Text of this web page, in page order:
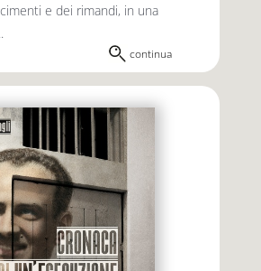
e dei rimandi, in una
continua